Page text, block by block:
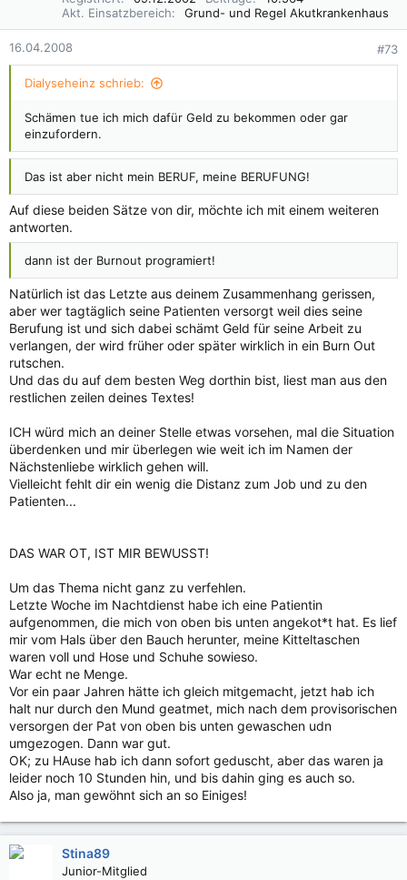
Akt. Einsatzbereich
Grund- und Regel Akutkrankenhaus
16.04.2008 #73
Dialyseheinz schrieb:
Schämen tue ich mich dafür Geld zu bekommen oder gar
einzufordern.
Das ist aber nicht mein BERUF, meine BERUFUNG!
Auf diese beiden Sätze von dir, möchte ich mit einem weiteren
antworten.
dann ist der Burnout programiert!
Natürlich ist das Letzte aus deinem Zusammenhang gerissen,
aber wer tagtäglich seine Patienten versorgt weil dies seine
Berufung ist und sich dabei schämt Geld für seine Arbeit zu
verlangen, der wird früher oder später wirklich in ein Burn Out
rutschen.
Und das du auf dem besten Weg dorthin bist, liest man aus den
restlichen zeilen deines Textes!
ICH würd mich an deiner Stelle etwas vorsehen, mal die Situation
überdenken und mir überlegen wie weit ich im Namen der
Nächstenliebe wirklich gehen will.
Vielleicht fehlt dir ein wenig die Distanz zum Job und zu den
Patienten...
DAS WAR OT, IST MIR BEWUSST!
Um das Thema nicht ganz zu verfehlen.
Letzte Woche im Nachtdienst habe ich eine Patientin
aufgenommen, die mich von oben bis unten angekot*t hat. Es lief
mir vom Hals über den Bauch herunter, meine Kitteltaschen
waren voll und Hose und Schuhe sowieso.
War echt ne Menge.
Vor ein paar Jahren hätte ich gleich mitgemacht, jetzt hab ich
halt nur durch den Mund geatmet, mich nach dem provisorischen
versorgen der Pat von oben bis unten gewaschen udn
umgezogen. Dann war gut.
OK; zu HAuse hab ich dann sofort geduscht, aber das waren ja
leider noch 10 Stunden hin, und bis dahin ging es auch so.
Also ja, man gewöhnt sich an so Einiges!
Stina89
Junior-Mitglied